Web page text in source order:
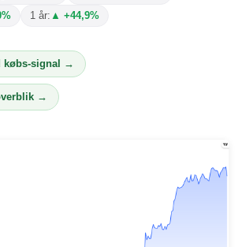
1 år: ▲ +44,9%
købs-signal →
→